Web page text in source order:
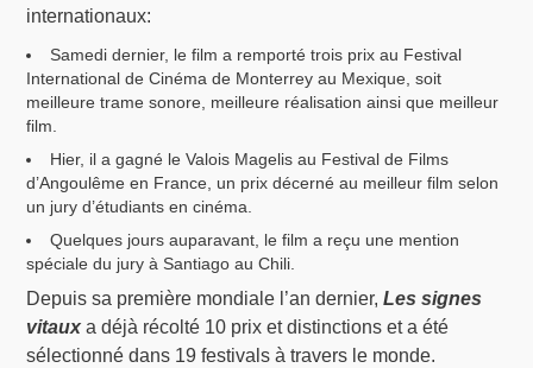
internationaux:
Samedi dernier, le film a remporté trois prix au Festival
International de Cinéma de Monterrey au Mexique, soit
meilleure trame sonore, meilleure réalisation ainsi que meilleur
film.
Hier, il a gagné le Valois Magelis au Festival de Films
d’Angoulême en France, un prix décerné au meilleur film selon
un jury d’étudiants en cinéma.
Quelques jours auparavant, le film a reçu une mention
spéciale du jury à Santiago au Chili.
Depuis sa première mondiale l’an dernier,Les signes
vitaux a déjà récolté 10 prix et distinctions et a été
sélectionné dans 19 festivals à travers le monde.